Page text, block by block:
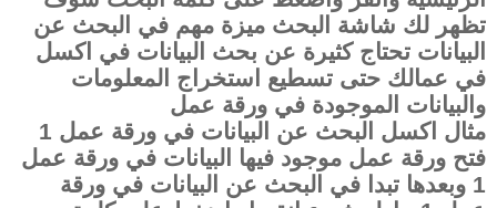
تظهر لك شاشة البحث ميزة مهم في البحث عن
البيانات تحتاج كثيرة عن بحث البيانات في اكسل
في عمالك حتى تسطيع استخراج المعلومات
والبيانات الموجودة في ورقة عمل
مثال اكسل البحث عن البيانات في ورقة عمل 1
فتح ورقة عمل موجود فيها البيانات في ورقة عمل
1 وبعدها تبدا في البحث عن البيانات في ورقة